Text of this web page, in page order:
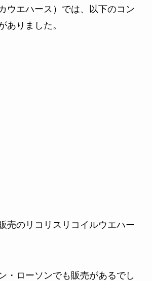
ウエハース）では、以下のコン
ありました。
売のリコリスリコイルウエハー
・ローソンでも販売があるでし